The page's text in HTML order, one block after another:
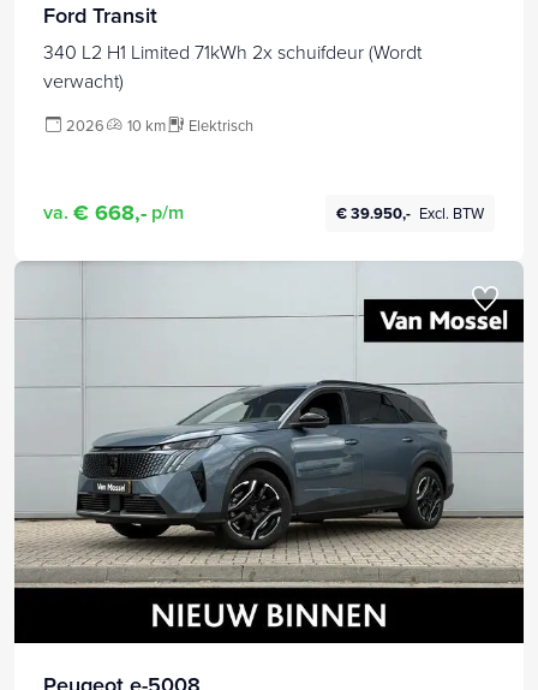
Ford Transit
340 L2 H1 Limited 71kWh 2x schuifdeur (Wordt
verwacht)
2026 10 km Elektrisch
va. € 668,- p/m € 39.950,- Excl. BTW